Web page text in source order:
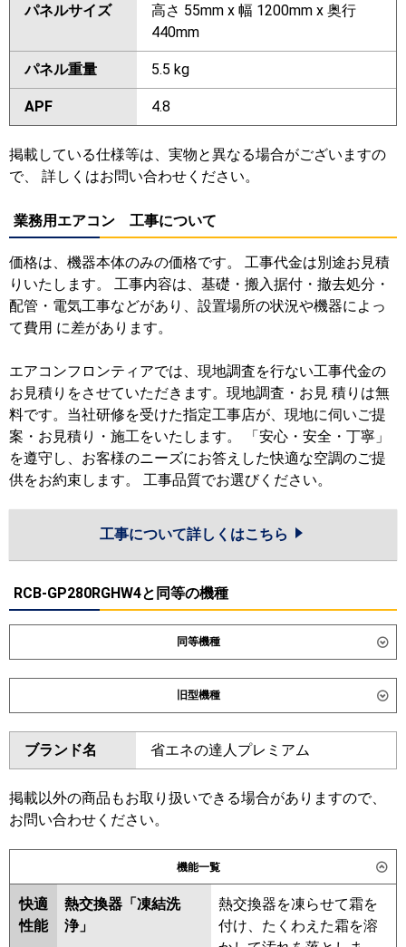
パネルサイズ
高さ 55mm x 幅 1200mm x 奥行
440mm
パネル重量 5.5 kg
APF 4.8
掲載している仕様等は、実物と異なる場合がございますの
で、 詳しくはお問い合わせください。
業務用エアコン 工事について
価格は、機器本体のみの価格です。 工事代金は別途お見積
りいたします。 工事内容は、基礎・搬入据付・撤去処分・
配管・電気工事などがあり、設置場所の状況や機器によっ
て費用 に差があります。
エアコンフロンティアでは、現地調査を行ない工事代金の
お見積りをさせていただきます。現地調査・お見 積りは無
料です。当社研修を受けた指定工事店が、現地に伺いご提
案・お見積り・施工をいたします。 「安心・安全・丁寧」
を遵守し、お客様のニーズにお答えした快適な空調のご提
供をお約束します。 工事品質でお選びください。
工事について詳しくはこちら
RCB-GP280RGHW4と同等の機種
同等機種
ダイキン SSRB280DW
東芝 GBXF28013MUB
三菱電機
日立 RCB-GP280RGHW5
三菱重工
FDRZ2806HD6S-ca
FDRZ2806HD6S-sil
パナソニック PA-P280F7GVC PA-P280F7GVNC
旧型機種
ダイキン SSRB280CW
東芝 RBXF28033MUB RBXF28033MU
RBXF28033M
三菱電機
RCB-GP280RGHW3
GP280RGHW1-G RCB-
GP280RGHW2 RCB-GP280RGHW1
RCB-GP280RGHW RCB-
ブランド名 省エネの達人プレミアム
掲載以外の商品もお取り扱いできる場合がありますので、
お問い合わせください。
機能一覧
快適
性能
熱交換器「凍結洗
浄」
熱交換器を凍らせて霜を
付け、たくわえた霜を溶